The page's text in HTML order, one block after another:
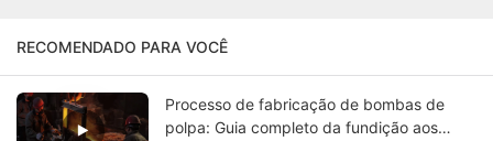
RECOMENDADO PARA VOCÊ
Processo de fabricação de bombas de
polpa: Guia completo da fundição aos